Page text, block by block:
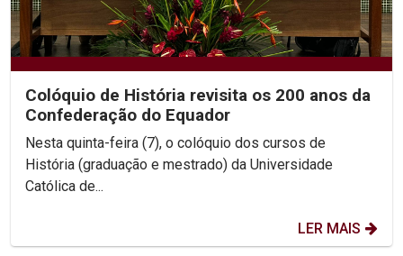
Colóquio de História revisita os 200 anos da
Confederação do Equador
Nesta quinta-feira (7), o colóquio dos cursos de
História (graduação e mestrado) da Universidade
Católica de...
LER MAIS